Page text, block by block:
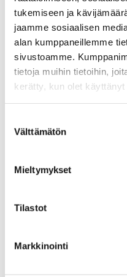
tukemiseen ja
jaamme sosiaalisen
alan kumppaneillemme
sivustoamme.
tietoja muihin tietoihin,
kerätty, kun olet käyttänyt
valinta
Välttämätön
Mieltymykset
Tilastot
Markkinointi
Painoparila Roller Grill
HamburgerMaster II
Ulkomitat: (l) 835 x (s) 385 x
(k) 220 mm.
mm.